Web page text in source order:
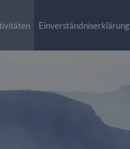
Einverständniserklärung